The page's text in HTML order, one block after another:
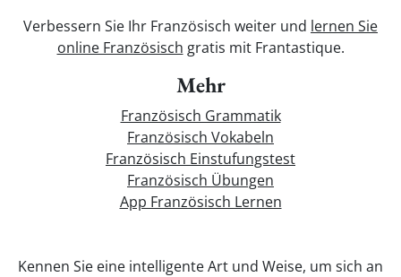
Verbessern Sie Ihr Französisch weiter und lernen Sie
online Französisch gratis mit Frantastique.
Mehr
Französisch Grammatik
Französisch Vokabeln
Französisch Einstufungstest
Französisch Übungen
App Französisch Lernen
Kennen Sie eine intelligente Art und Weise, um sich an